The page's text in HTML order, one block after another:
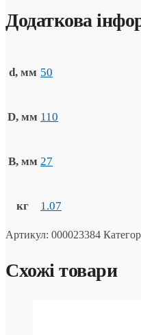
Додаткова
d, мм 50
D, мм 110
B, мм 27
кг 1.07
Артикул: 000023384
Схожі товари